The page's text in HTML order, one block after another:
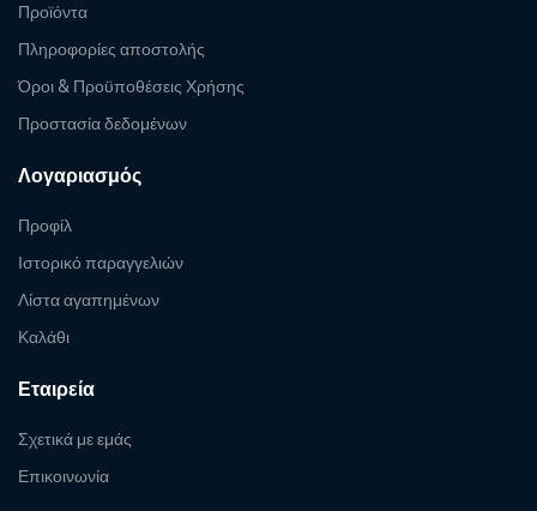
Προϊόντα
Πληροφορίες αποστολής
Όροι & Προϋποθέσεις Χρήσης
Προστασία δεδομένων
Λογαριασμός
Προφίλ
Ιστορικό παραγγελιών
Λίστα αγαπημένων
Καλάθι
Εταιρεία
Σχετικά με εμάς
Επικοινωνία